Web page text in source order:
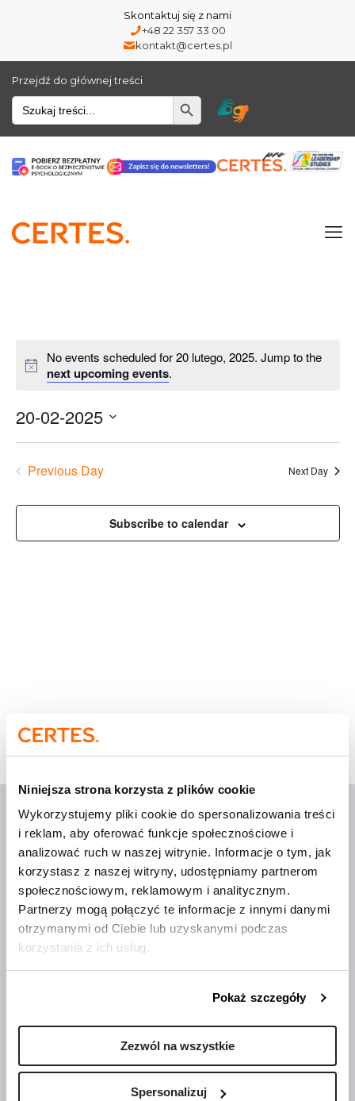
Niniejsza strona korzysta z plików cookie
Wykorzystujemy pliki cookie do spersonalizowania treści
i reklam, aby oferować funkcje społecznościowe i
analizować ruch w naszej witrynie. Informacje o tym, jak
korzystasz z naszej witryny, udostępniamy partnerom
społecznościowym, reklamowym i analitycznym.
Partnerzy mogą połączyć te informacje z innymi danymi
otrzymanymi od Ciebie lub uzyskanymi podczas
korzystania z ich usług.
Pokaż szczegóły
Zezwól na wszystkie
Spersonalizuj
Skontaktuj się z nami
+48 22 357 33 00
kontakt@certes.pl
Przejdź do głównej treści
Wyszukiwarka
No events scheduled for 20 lutego, 2025. Jump to the
next upcoming events.
20-02-2025
Previous Day Next Day
Subscribe to calendar
Wdrożenia, które mająsens
O Certes
Trenerzy
Szkolenia i webinary